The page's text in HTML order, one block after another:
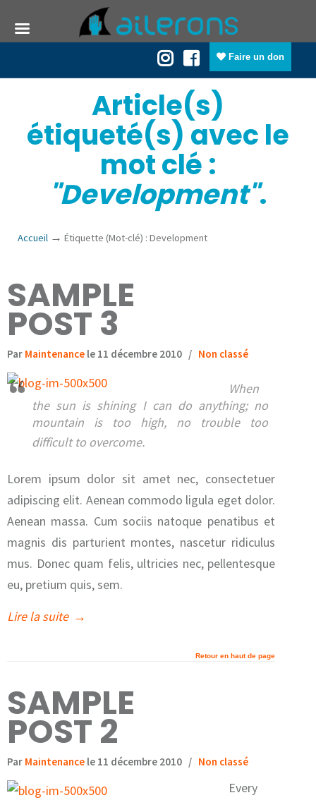
Faire un don
Article(s)
étiqueté(s) avec le
mot clé :
"Development".
Accueil → Étiquette (Mot-clé) : Development
SAMPLE
POST 3
Par Maintenance le 11 décembre 2010 / Non classé
When
the sun is shining I can do anything; no
mountain is too high, no trouble too
difficult to overcome.
Lorem ipsum dolor sit amet nec, consectetuer
adipiscing elit. Aenean commodo ligula eget dolor.
Aenean massa. Cum sociis natoque penatibus et
magnis dis parturient montes, nascetur ridiculus
mus. Donec quam felis, ultricies nec, pellentesque
eu, pretium quis, sem.
Lire la suite →
Retour en haut de page
SAMPLE
POST 2
Par Maintenance le 11 décembre 2010 / Non classé
Every